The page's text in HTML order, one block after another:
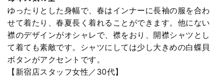
ゆったりとした身幅で、春はインナーに長袖の服を合わ
せて着たり、春夏長く着れることができます。他にない
襟のデザインがオシャレで、襟をおり、開襟シャツとし
て着ても素敵です。シャツにしては少し大きめの白蝶貝
ボタンがアクセントです。
【新宿店スタッフ女性／30代】